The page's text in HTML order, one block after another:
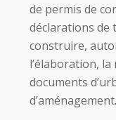
de permis de
déclarations de
construire,
l’élaboration,
documents
d’aménagement.